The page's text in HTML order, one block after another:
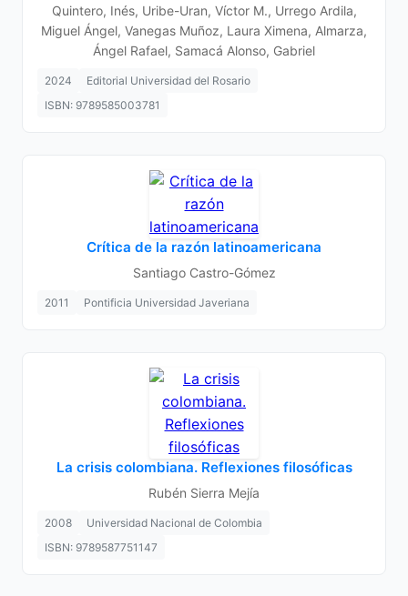
Quintero, Inés, Uribe-Uran, Víctor M., Urrego Ardila,
Miguel Ángel, Vanegas Muñoz, Laura Ximena, Almarza,
Ángel Rafael, Samacá Alonso, Gabriel
2024
Editorial Universidad del Rosario
ISBN: 9789585003781
Crítica de la razón latinoamericana
Santiago Castro-Gómez
2011 Pontificia Universidad Javeriana
La crisis colombiana. Reflexiones filosóficas
Rubén Sierra Mejía
2008
Universidad Nacional de Colombia
ISBN: 9789587751147